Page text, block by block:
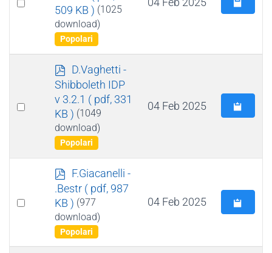
509 KB ) (1025
download)
Popolari
Select
p
d
f
D.Vaghetti -
Shibboleth IDP
v 3.2.1 ( pdf, 331
KB ) (1049
download)
Popolari
04 Feb 2025
Select
p
d
f
F.Giacanelli -
.Bestr ( pdf, 987
KB ) (977
download)
Popolari
04 Feb 2025